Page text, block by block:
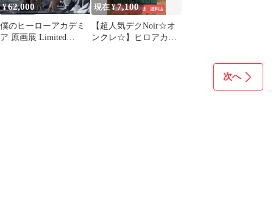
¥62,000
僕のヒーローアカデミ
ア 原画展 Limited
現在 ¥7,100
【超人気デクNoir☆オ
ンクレ☆】ヒロアカ
次へ